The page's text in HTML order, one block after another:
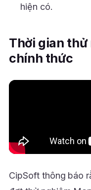
hiện có.
Thời gian thử
chính thức
CipSoft thông báo